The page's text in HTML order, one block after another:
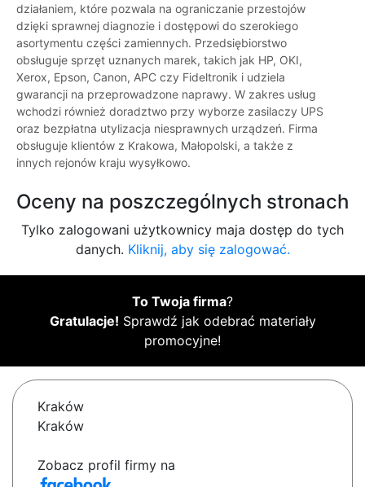
działaniem, które pozwala na ograniczanie przestojów
dzięki sprawnej diagnozie i dostępowi do szerokiego
asortymentu części zamiennych. Przedsiębiorstwo
obsługuje sprzęt uznanych marek, takich jak HP, OKI,
Xerox, Epson, Canon, APC czy Fideltronik i udziela
gwarancji na przeprowadzone naprawy. W zakres usług
wchodzi również doradztwo przy wyborze zasilaczy UPS
oraz bezpłatna utylizacja niesprawnych urządzeń. Firma
obsługuje klientów z Krakowa, Małopolski, a także z
innych rejonów kraju wysyłkowo.
Oceny na poszczególnych stronach
Tylko zalogowani użytkownicy maja dostęp do tych
danych. Kliknij, aby się zalogować.
To Twoja firma?
Gratulacje! Sprawdź jak odebrać materiały
promocyjne!
Kraków
Kraków
Zobacz profil firmy na